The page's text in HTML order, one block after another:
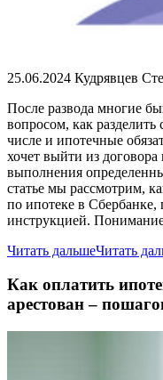
25.06.2024 Кудрявцев
После развода многие
вопросом, как
числе и ипотечные
хочет выйти из
выполнения
статье мы рассмотрим,
по ипотеке в
инструкцией.
Читать дальшеЧитать
Как оплатить
арестован –